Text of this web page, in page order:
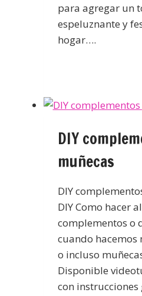
para agregar un
espeluznante y
hogar….
DIY
muñecas
DIY
DIY Como hacer
complementos o
cuando hacemos
o incluso
Disponible
con